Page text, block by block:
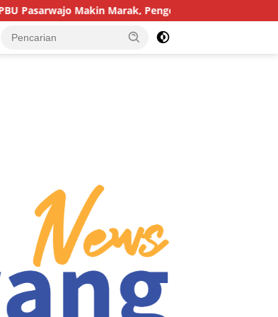
Marak, Pengendara: “Polres Buton Dimana, Masa